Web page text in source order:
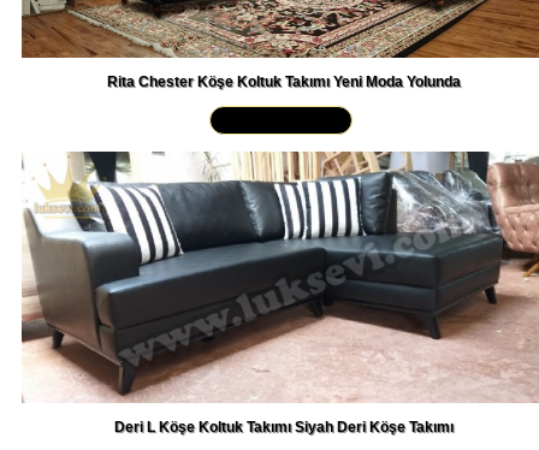
Rita Chester Köşe Koltuk Takımı Yeni Moda Yolunda
Deri L Köşe Koltuk Takımı Siyah Deri Köşe Takımı